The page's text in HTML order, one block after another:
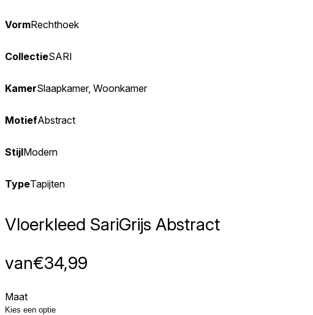
VormRechthoek
CollectieSARI
KamerSlaapkamer, Woonkamer
MotiefAbstract
StijlModern
TypeTapijten
Vloerkleed SariGrijs Abstract
van€34,99
Maat